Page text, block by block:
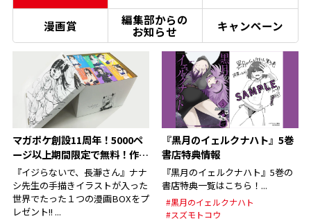
漫画賞 編集部からの
お知らせ キャンペーン
マガポケ創設11周年！5000ペ
ージ以上期間限定で無料！作家
陣から「11周年おめでとうコ
メント」が到着 & 創設メンバ
ー『イジらないで、長瀞さん』
ナナシ先生お絵描き動画公開!!
『イジらないで、長瀞さん』ナナ
シ先生の手描きイラストが入った
世界でたった１つの漫画BOXをプ
レゼント!! ...
『黒月のイェルクナハト』5巻
書店特典情報
『黒月のイェルクナハト』5巻の
書店特典一覧はこちら！...
#黒月のイェルクナハト
#スズモトコウ